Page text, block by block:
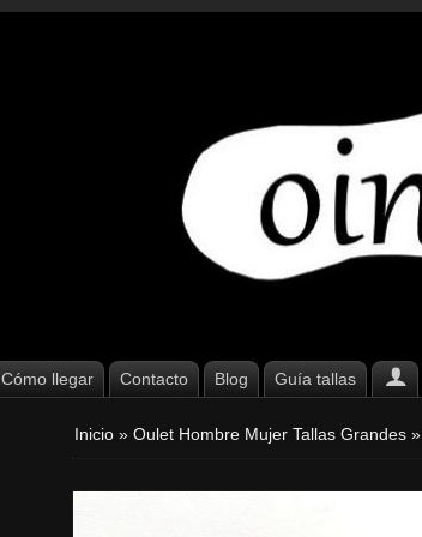
Cómo llegar Contacto Blog Guía tallas
Inicio» Oulet Hombre Mujer Tallas Grandes»